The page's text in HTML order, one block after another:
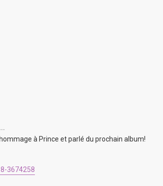
à Prince et parlé du prochain album!
3674258